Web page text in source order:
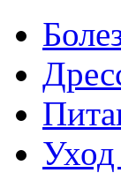
Уход